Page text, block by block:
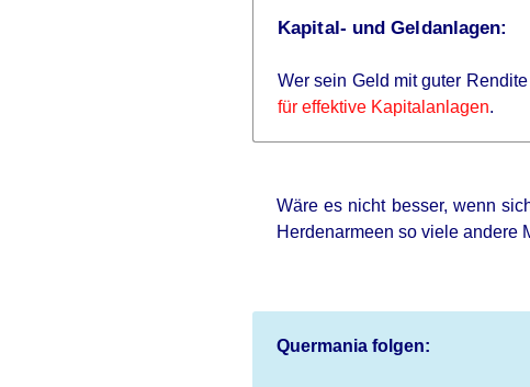
Kapital- und Geldanlagen:
Wer sein Geld mit guter
für effektive Kapitalanlagen.
Wäre es nicht besser, wenn
Herdenarmeen so viele andere
Quermania folgen: